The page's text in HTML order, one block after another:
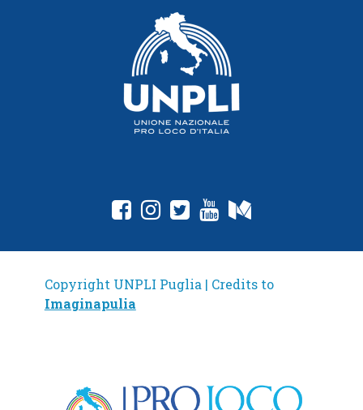
fab fa-facebook-square
fab fa-instagram
fab fa-twitter-square
fab fa-youtube
Copyright UNPLI Puglia | Credits to
Imaginapulia